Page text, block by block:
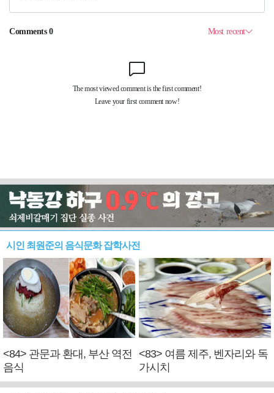
시인 최원준의 음식문화 잡학사전
<84> 관문과 환대, 부산 역전
음식
<83> 여름 제주, 벤자리와 독
가시치